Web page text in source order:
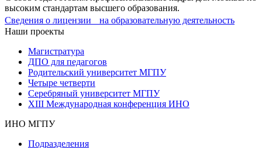
высоким стандартам высшего образования.
Сведения о лицензии на образовательную деятельность
Наши проекты
Магистратура
ДПО для педагогов
Родительский университет МГПУ
Четыре четверти
Серебряный университет МГПУ
XIII Международная конференция ИНО
ИНО МГПУ
Подразделения